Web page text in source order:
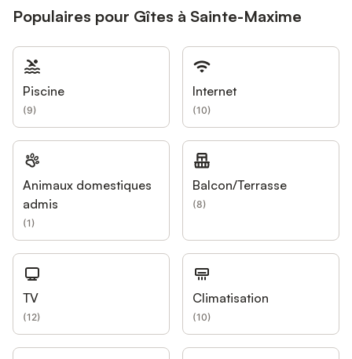
Populaires pour Gîtes à Sainte-Maxime
Piscine
(9)
Internet
(10)
Animaux domestiques
admis
(1)
Balcon/Terrasse
(8)
TV
(12)
Climatisation
(10)